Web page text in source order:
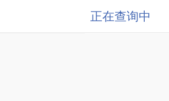
正在查询中